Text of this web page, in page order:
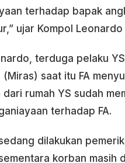
terhadap bapak
ujar Kompol Leonardo
terduga pelaku
saat itu FA
rumah YS sudah
terhadap FA.
dilakukan
korban masih